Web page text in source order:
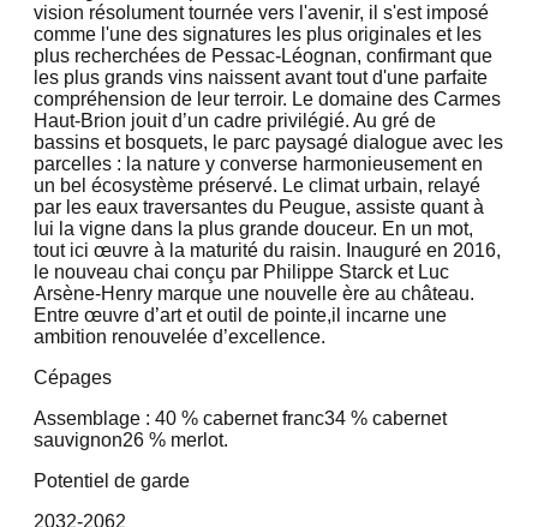
vision résolument tournée vers l'avenir, il s'est imposé
comme l'une des signatures les plus originales et les
plus recherchées de Pessac-Léognan, confirmant que
les plus grands vins naissent avant tout d'une parfaite
compréhension de leur terroir. Le domaine des Carmes
Haut-Brion jouit d’un cadre privilégié. Au gré de
bassins et bosquets, le parc paysagé dialogue avec les
parcelles : la nature y converse harmonieusement en
un bel écosystème préservé. Le climat urbain, relayé
par les eaux traversantes du Peugue, assiste quant à
lui la vigne dans la plus grande douceur. En un mot,
tout ici œuvre à la maturité du raisin. Inauguré en 2016,
le nouveau chai conçu par Philippe Starck et Luc
Arsène-Henry marque une nouvelle ère au château.
Entre œuvre d’art et outil de pointe,il incarne une
ambition renouvelée d’excellence.
Cépages
Assemblage : 40 % cabernet franc34 % cabernet
sauvignon26 % merlot.
Potentiel de garde
2032-2062